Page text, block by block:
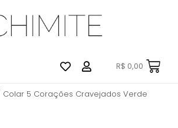
R$ 0,00
5 Corações Cravejados Verde